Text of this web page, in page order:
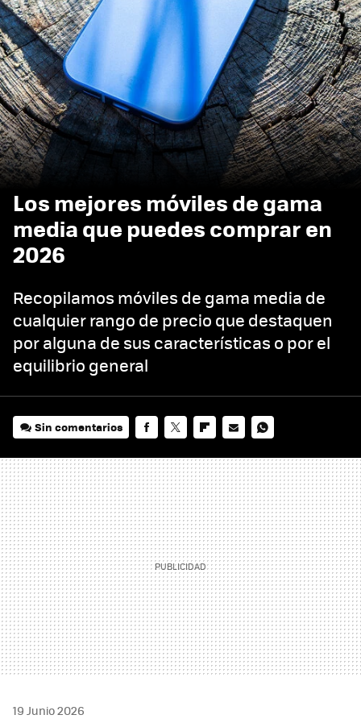
Los mejores móviles de gama
media que puedes comprar en
2026
Recopilamos móviles de gama media de
cualquier rango de precio que destaquen
por alguna de sus características o por el
equilibrio general
Sin comentarios
MAIL
19 Junio 2026